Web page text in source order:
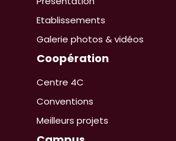
Etablissements
Galerie photos & vidéos
Coopération
Centre 4C
Conventions
Meilleurs projets